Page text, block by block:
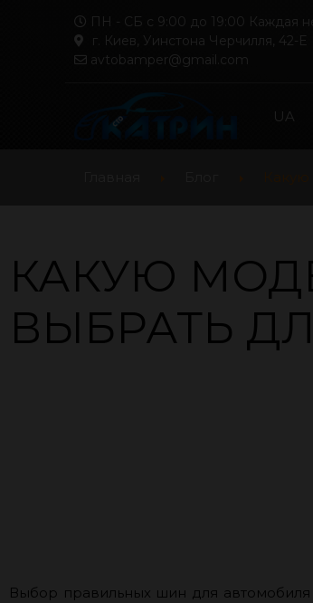
ПН - СБ с 9:00 до 19:00 Каждая
г. Киев, Уинстона Черчилля, 42-Е
avtobamper@gmail.com
UA
КАКУЮ
ВЫБРАТЬ
Выбор правильных шин для